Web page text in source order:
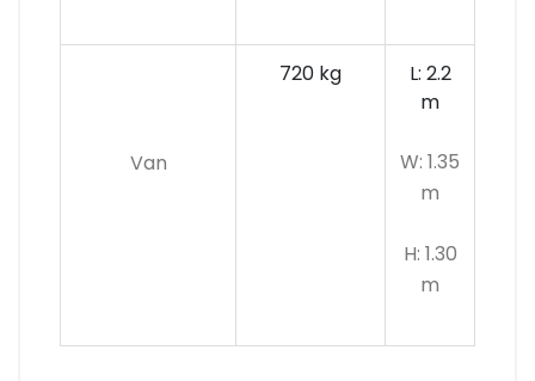
Van
720 kg
L: 2.2
m
W: 1.35
m
H: 1.30
m